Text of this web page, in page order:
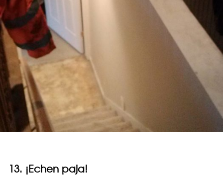
13. ¡Echen paja!